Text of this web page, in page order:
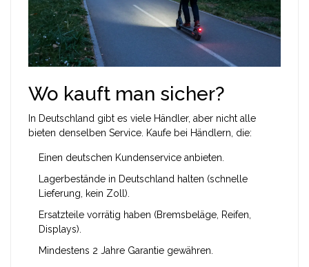
Wo kauft man sicher?
In Deutschland gibt es viele Händler, aber nicht alle
bieten denselben Service. Kaufe bei Händlern, die:
Einen deutschen Kundenservice anbieten.
Lagerbestände in Deutschland halten (schnelle
Lieferung, kein Zoll).
Ersatzteile vorrätig haben (Bremsbeläge, Reifen,
Displays).
Mindestens 2 Jahre Garantie gewähren.